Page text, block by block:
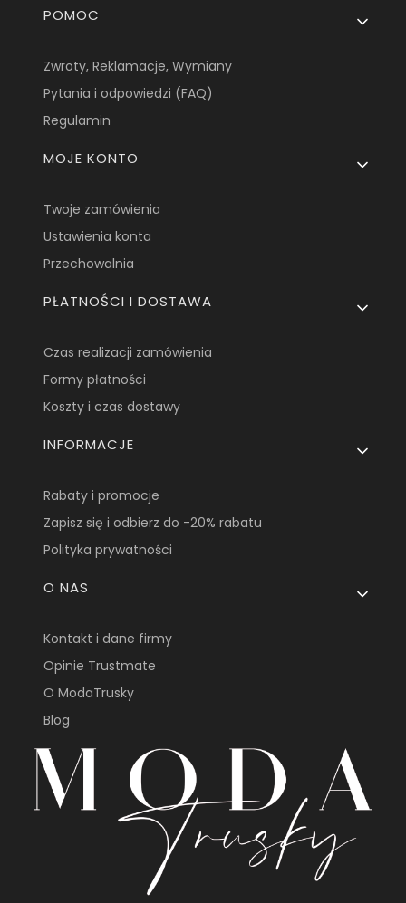
Linki w stopce
POMOC
Zwroty, Reklamacje, Wymiany
Pytania i odpowiedzi (FAQ)
Regulamin
MOJE KONTO
Twoje zamówienia
Ustawienia konta
Przechowalnia
PŁATNOŚCI I DOSTAWA
Czas realizacji zamówienia
Formy płatności
Koszty i czas dostawy
INFORMACJE
Rabaty i promocje
Zapisz się i odbierz do -20% rabatu
Polityka prywatności
O NAS
Kontakt i dane firmy
Opinie Trustmate
O ModaTrusky
Blog